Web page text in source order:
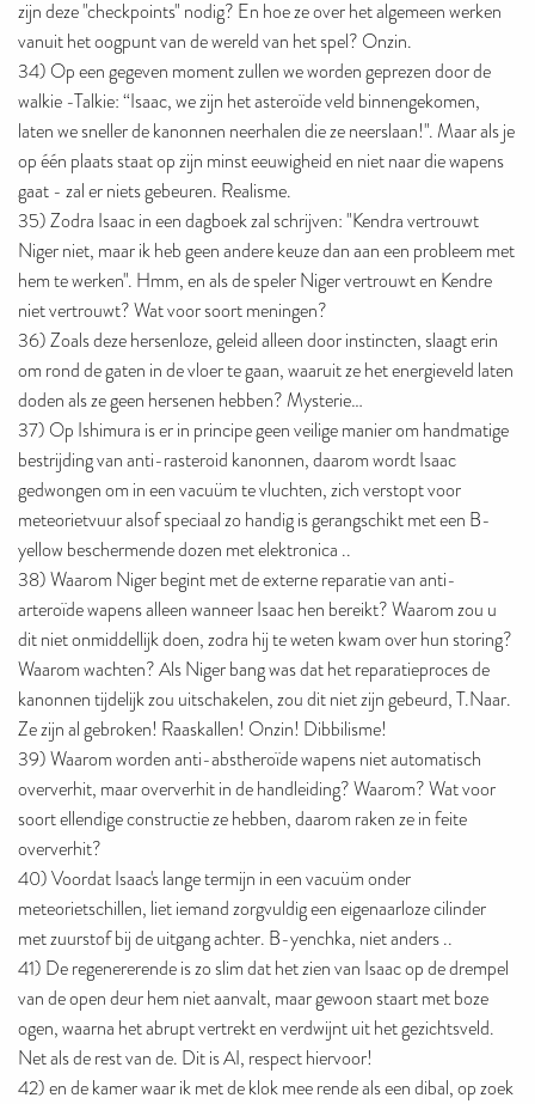
zijn deze "checkpoints" nodig? En hoe ze over het algemeen werken
vanuit het oogpunt van de wereld van het spel? Onzin.
34) Op een gegeven moment zullen we worden geprezen door de
walkie -Talkie: “Isaac, we zijn het asteroïde veld binnengekomen,
laten we sneller de kanonnen neerhalen die ze neerslaan!". Maar als je
op één plaats staat op zijn minst eeuwigheid en niet naar die wapens
gaat - zal er niets gebeuren. Realisme.
35) Zodra Isaac in een dagboek zal schrijven: "Kendra vertrouwt
Niger niet, maar ik heb geen andere keuze dan aan een probleem met
hem te werken". Hmm, en als de speler Niger vertrouwt en Kendre
niet vertrouwt? Wat voor soort meningen?
36) Zoals deze hersenloze, geleid alleen door instincten, slaagt erin
om rond de gaten in de vloer te gaan, waaruit ze het energieveld laten
doden als ze geen hersenen hebben? Mysterie…
37) Op Ishimura is er in principe geen veilige manier om handmatige
bestrijding van anti-rasteroid kanonnen, daarom wordt Isaac
gedwongen om in een vacuüm te vluchten, zich verstopt voor
meteorietvuur alsof speciaal zo handig is gerangschikt met een B-
yellow beschermende dozen met elektronica ..
38) Waarom Niger begint met de externe reparatie van anti-
arteroïde wapens alleen wanneer Isaac hen bereikt? Waarom zou u
dit niet onmiddellijk doen, zodra hij te weten kwam over hun storing?
Waarom wachten? Als Niger bang was dat het reparatieproces de
kanonnen tijdelijk zou uitschakelen, zou dit niet zijn gebeurd, T.Naar.
Ze zijn al gebroken! Raaskallen! Onzin! Dibbilisme!
39) Waarom worden anti-abstheroïde wapens niet automatisch
oververhit, maar oververhit in de handleiding? Waarom? Wat voor
soort ellendige constructie ze hebben, daarom raken ze in feite
oververhit?
40) Voordat Isaac's lange termijn in een vacuüm onder
meteorietschillen, liet iemand zorgvuldig een eigenaarloze cilinder
met zuurstof bij de uitgang achter. B-yenchka, niet anders ..
41) De regenererende is zo slim dat het zien van Isaac op de drempel
van de open deur hem niet aanvalt, maar gewoon staart met boze
ogen, waarna het abrupt vertrekt en verdwijnt uit het gezichtsveld.
Net als de rest van de. Dit is AI, respect hiervoor!
42) en de kamer waar ik met de klok mee rende als een dibal, op zoek